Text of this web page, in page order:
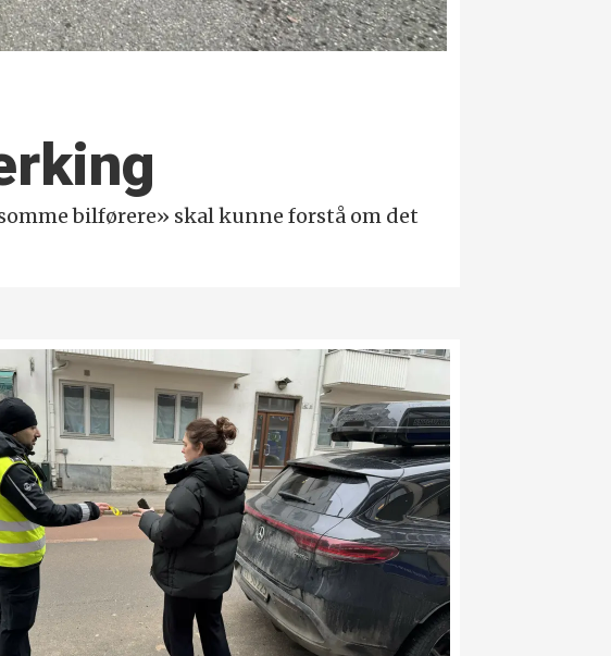
bilførere» skal kunne forstå om det